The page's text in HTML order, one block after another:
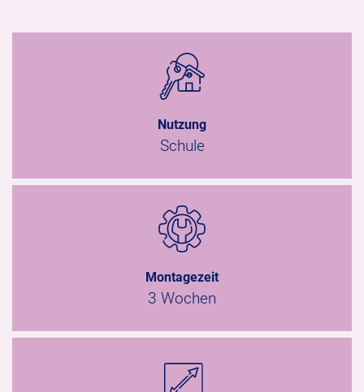
Nutzung
Schule
Montagezeit
3 Wochen